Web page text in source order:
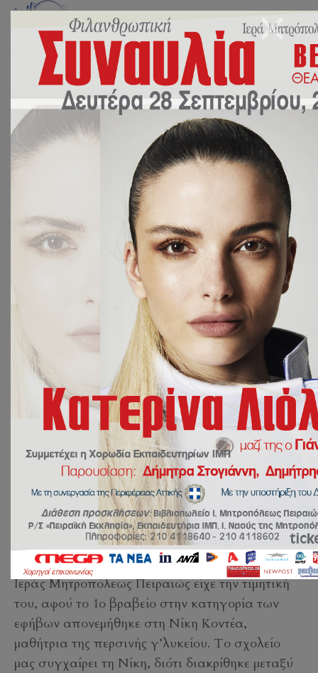
Αρχική
ΔΡΑΣΕΙΣ
Aπονομή των βραβείων του 2ου ποιητικού διαγωνισμού του δήμου
Αγίας Βαρβάρας
Aπονομή των βραβείων του 2ου
ποιητικού διαγωνισμού του
δήμου Αγίας Βαρβάρας
2 Οκτωβρίου 2022 ΔΡΑΣΕΙΣ by
Ευάγγελος
Γιακουμόγλου
Στις 28.09.2022, στον δημοτικό θερινό
κινηματογράφο “Πάνθεον” του Δήμου Αγίας
Βαρβάρας έγινε η απονομή των βραβείων του
2ου ποιητικού διαγωνισμού του ομώνυμου
Δήμου. Ο διαγωνισμός ήταν αφιερωμένος στην
ποίηση του Τάσου Λειβαδίτη. Το Λύκειο της
Ιεράς Μητροπόλεως Πειραιώς είχε την τιμητική
του, αφού το 1ο βραβείο στην κατηγορία των
εφήβων απονεμήθηκε στη Νίκη Κοντέα,
μαθήτρια της περσινής γ’λυκείου. Το σχολείο
μας συγχαίρει τη Νίκη, διότι διακρίθηκε μεταξύ